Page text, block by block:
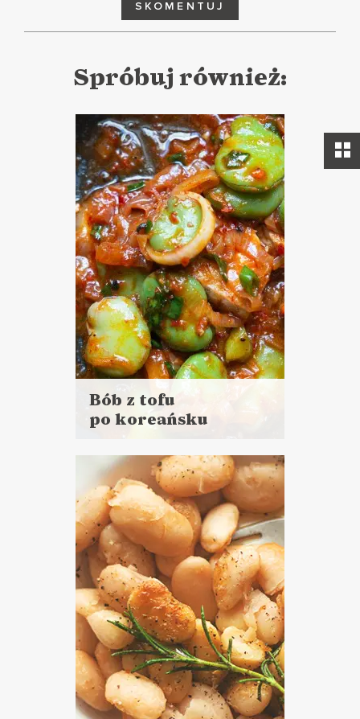
SKOMENTUJ
Spróbuj również:
Bób z tofu
po koreańsku
więcej
Czas przygotowania:
do 30 minut
DANIA GŁÓWNE